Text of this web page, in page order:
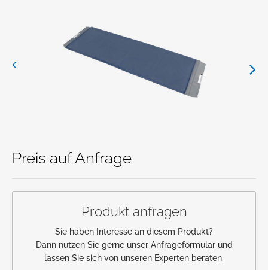
Angebote
Anmeldung
Warenkorb
Preis auf Anfrage
Produkt anfragen
Sie haben Interesse an diesem Produkt?
Dann nutzen Sie gerne unser Anfrageformular und
lassen Sie sich von unseren Experten beraten.